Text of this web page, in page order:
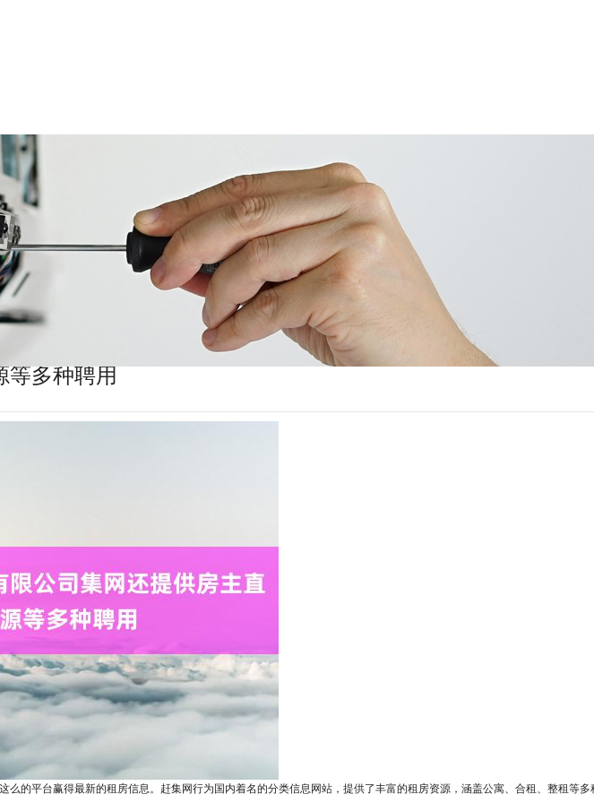
等多种聘用
的平台赢得最新的租房信息。赶集网行为国内着名的分类信息网站，提供了丰富的租房资源，涵盖公寓、合租、整租等多